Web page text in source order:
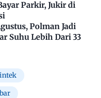
Parkir, Jukir di
Polman Jadi
Suhu Lebih Dari 33